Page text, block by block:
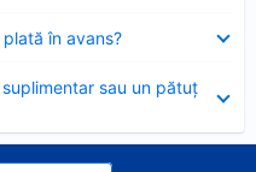
în avans?
sau un pătuț